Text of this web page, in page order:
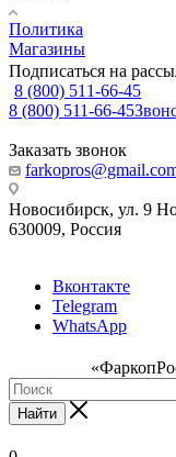
Политика
Магазины
Подписаться на
8 (800) 511-66-45
8 (800) 511-66-45
Заказать звонок
Новосибирск, ул. 9
630009, Россия
Вконтакте
Telegram
WhatsApp
Найти